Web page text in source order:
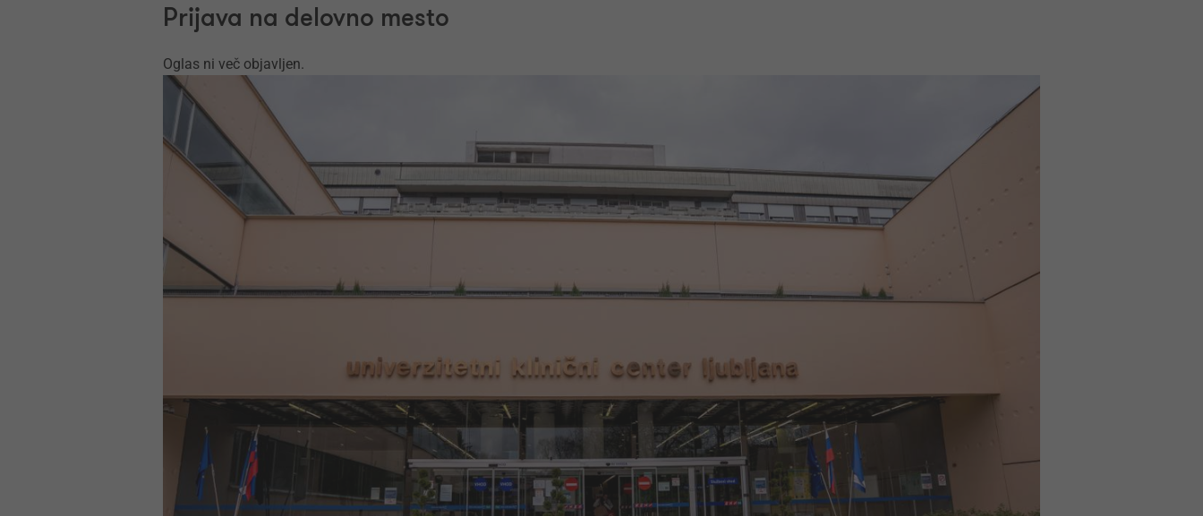
Prijava na delovno mesto
Oglas ni več objavljen.